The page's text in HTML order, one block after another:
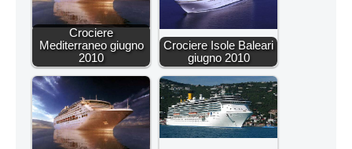
Crociere
Mediterraneo giugno
2010
Crociere Isole Baleari
giugno 2010